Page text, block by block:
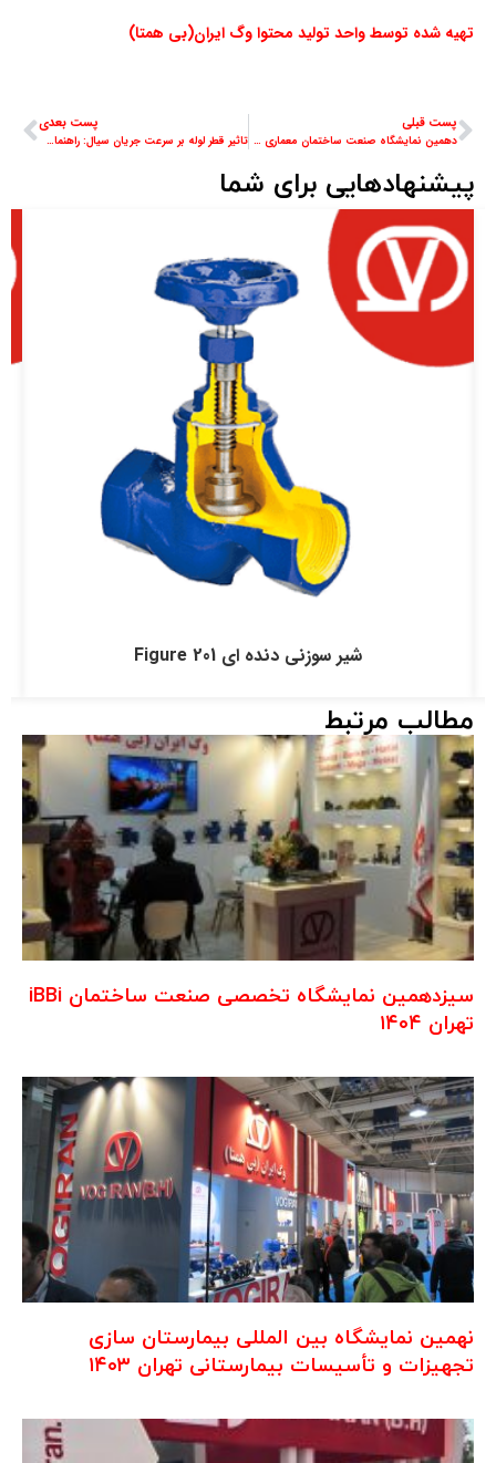
تهیه شده توسط واحد تولید محتوا وگ ایران(بی همتا)
پست قبلی
دهمین نمایشگاه صنعت ساختمان معماری و عمران، سرمایشی و گرمایشی مشهد ۱۳۹۰
پست بعدی
تاثیر قطر لوله بر سرعت جریان سیال: راهنمای جامع
پیشنهادهایی برای شما
شیر سوزنی دنده ای Figure 201
مطالب مرتبط
سیزدهمین نمایشگاه تخصصی صنعت ساختمان iBBi
تهران ۱۴۰۴
نهمین نمایشگاه بین المللی بیمارستان سازی
تجهیزات و تأسیسات بیمارستانی تهران ۱۴۰۳